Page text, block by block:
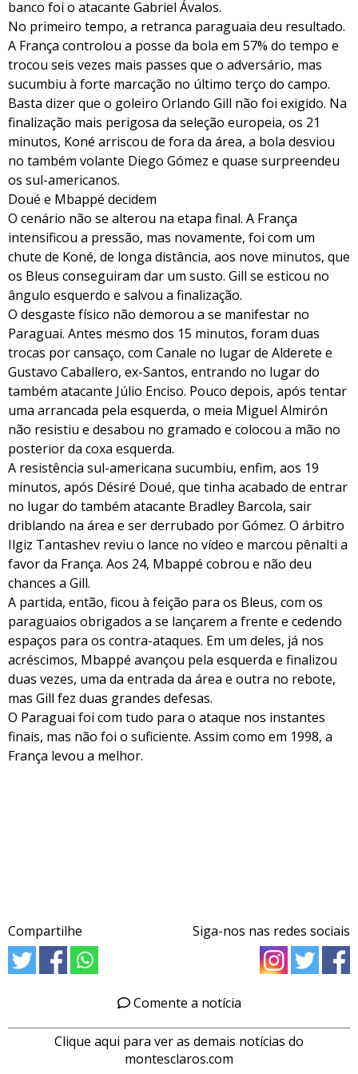
banco foi o atacante Gabriel Ávalos.
No primeiro tempo, a retranca paraguaia deu resultado.
A França controlou a posse da bola em 57% do tempo e
trocou seis vezes mais passes que o adversário, mas
sucumbiu à forte marcação no último terço do campo.
Basta dizer que o goleiro Orlando Gill não foi exigido. Na
finalização mais perigosa da seleção europeia, os 21
minutos, Koné arriscou de fora da área, a bola desviou
no também volante Diego Gómez e quase surpreendeu
os sul-americanos.
Doué e Mbappé decidem
O cenário não se alterou na etapa final. A França
intensificou a pressão, mas novamente, foi com um
chute de Koné, de longa distância, aos nove minutos, que
os Bleus conseguiram dar um susto. Gill se esticou no
ângulo esquerdo e salvou a finalização.
O desgaste físico não demorou a se manifestar no
Paraguai. Antes mesmo dos 15 minutos, foram duas
trocas por cansaço, com Canale no lugar de Alderete e
Gustavo Caballero, ex-Santos, entrando no lugar do
também atacante Júlio Enciso. Pouco depois, após tentar
uma arrancada pela esquerda, o meia Miguel Almirón
não resistiu e desabou no gramado e colocou a mão no
posterior da coxa esquerda.
A resistência sul-americana sucumbiu, enfim, aos 19
minutos, após Désiré Doué, que tinha acabado de entrar
no lugar do também atacante Bradley Barcola, sair
driblando na área e ser derrubado por Gómez. O árbitro
Ilgiz Tantashev reviu o lance no vídeo e marcou pênalti a
favor da França. Aos 24, Mbappé cobrou e não deu
chances a Gill.
A partida, então, ficou à feição para os Bleus, com os
paraguaios obrigados a se lançarem a frente e cedendo
espaços para os contra-ataques. Em um deles, já nos
acréscimos, Mbappé avançou pela esquerda e finalizou
duas vezes, uma da entrada da área e outra no rebote,
mas Gill fez duas grandes defesas.
O Paraguai foi com tudo para o ataque nos instantes
finais, mas não foi o suficiente. Assim como em 1998, a
França levou a melhor.
Compartilhe Siga-nos nas redes sociais
Comente a notícia
Clique aqui para ver as demais notícias do
montesclaros.com